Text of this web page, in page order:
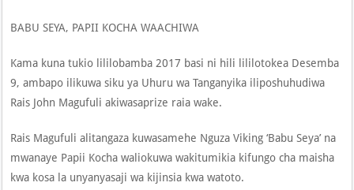
BABU SEYA, PAPII KOCHA WAACHIWA
Kama kuna tukio lililobamba 2017 basi ni hili lililotokea Desemba
9, ambapo ilikuwa siku ya Uhuru wa Tanganyika iliposhuhudiwa
Rais John Magufuli akiwasaprize raia wake.
Rais Magufuli alitangaza kuwasamehe Nguza Viking ‘Babu Seya’ na
mwanaye Papii Kocha waliokuwa wakitumikia kifungo cha maisha
kwa kosa la unyanyasaji wa kijinsia kwa watoto.